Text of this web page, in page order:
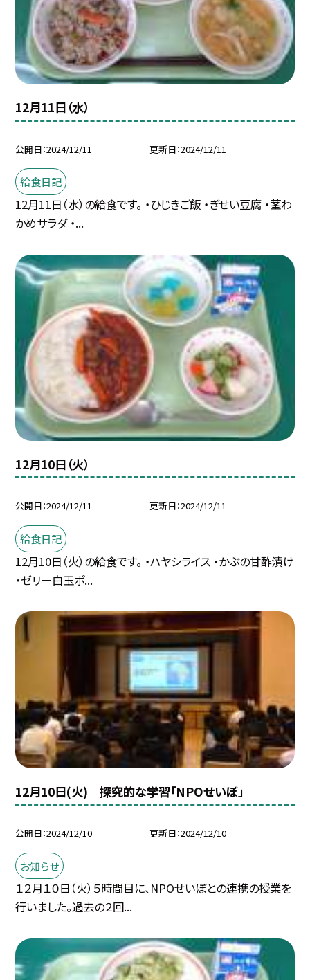
12月11日（水）
公開日 2024/12/11 更新日 2024/12/11
給食日記
12月11日（水）の給食です。 ・ひじきご飯 ・ぎせい豆腐 ・茎わ
かめサラダ ・...
12月10日（火）
公開日 2024/12/11 更新日 2024/12/11
給食日記
12月10日（火）の給食です。 ・ハヤシライス ・かぶの甘酢漬け
・ゼリー白玉ポ...
12月10日(火) 探究的な学習「NPOせいぼ」
公開日 2024/12/10 更新日 2024/12/10
お知らせ
１２月１０日（火）５時間目に、NPOせいぼとの連携の授業を
行いました。過去の２回...